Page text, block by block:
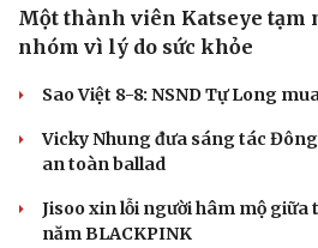
Một thành viên Katseye tạm
nhóm vì lý do sức khỏe
Sao Việt 8-8: NSND Tự Long
Vicky Nhung đưa sáng tác
an toàn ballad
Jisoo xin lỗi người hâm mộ giữa
năm BLACKPINK